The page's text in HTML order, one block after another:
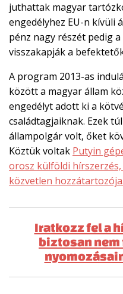
juthattak magyar
engedélyhez EU-n kívüli
pénz nagy részét pedig
visszakapják a
A program 2013-as
között a magyar állam
engedélyt adott ki a
családtagjaiknak. Ezek
állampolgár volt, őket
Köztük voltak Putyin
orosz külföldi hírszerzés,
közvetlen hozzátartozója.
Iratkozz fel a
biztosan nem